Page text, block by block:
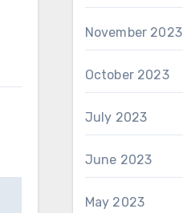
November 2023
October 2023
July 2023
June 2023
May 2023